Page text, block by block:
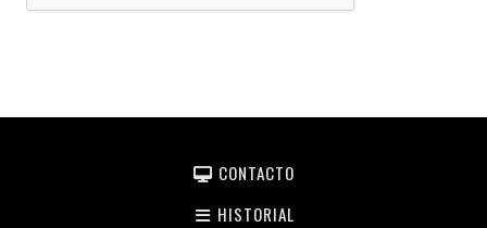
CONTACTO
HISTORIAL